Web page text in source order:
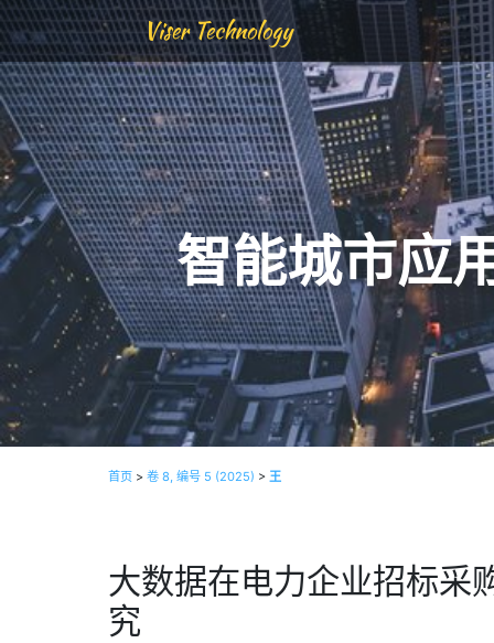
Viser Technology
智能城市应
首页 > 卷 8, 编号 5 (2025) > 王
大数据在电力企业招标采
究